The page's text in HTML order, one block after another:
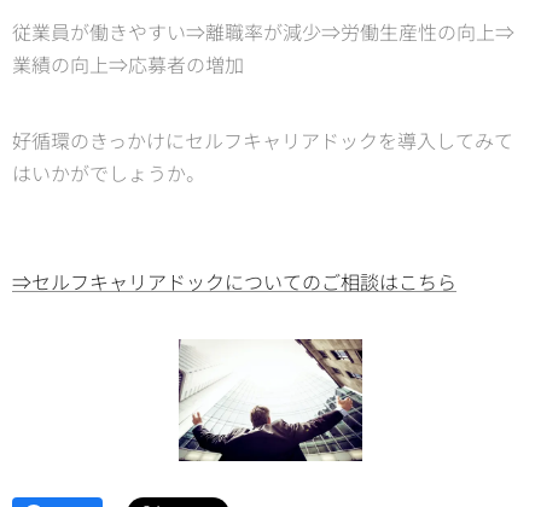
従業員が働きやすい⇒離職率が減少⇒労働生産性の向上⇒
業績の向上⇒応募者の増加
好循環のきっかけにセルフキャリアドックを導入してみて
はいかがでしょうか。
⇒セルフキャリアドックについてのご相談はこちら